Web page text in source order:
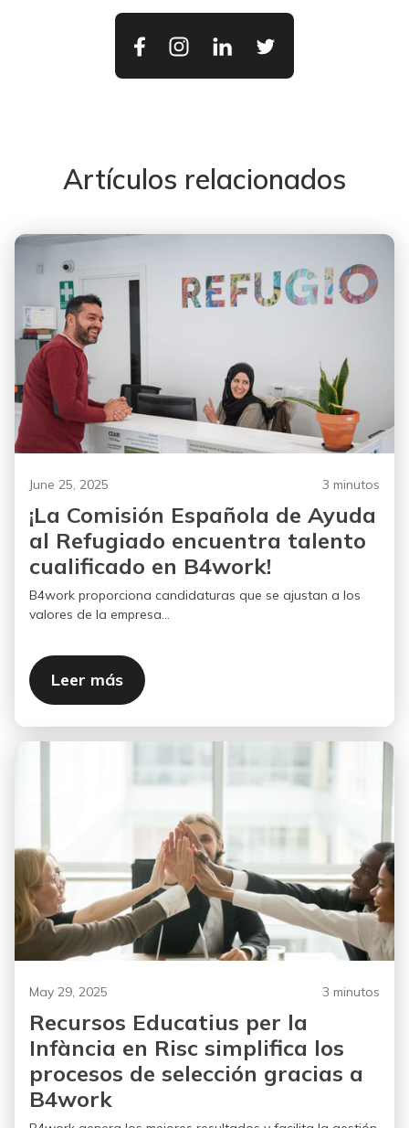
Artículos relacionados
June 25, 2025 3 minutos
¡La Comisión Española de Ayuda
al Refugiado encuentra talento
cualificado en B4work!
B4work proporciona candidaturas que se ajustan a los
valores de la empresa...
Leer más
May 29, 2025 3 minutos
Recursos Educatius per la
Infància en Risc simplifica los
procesos de selección gracias a
B4work